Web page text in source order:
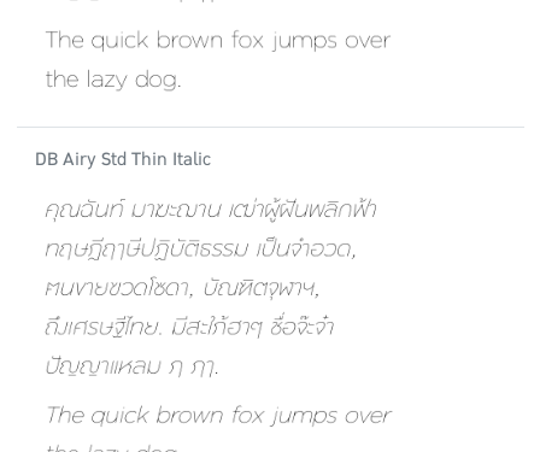
DB Airy Std Thin Italic